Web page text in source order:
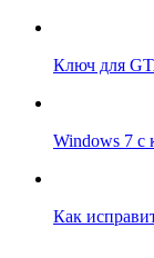
Ключ для
Windows 7 с
Как